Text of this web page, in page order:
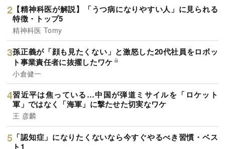
【精神科医が解説】「うつ病になりやすい人」に見られる
特徴・トップ5
精神科医 Tomy
孫正義が「顔も見たくない」と激怒した20代社員をロボッ
ト事業責任者に抜擢したワケ
小倉健一
習近平は焦っている…中国が弾道ミサイルを「ロケット
軍」ではなく「海軍」に撃たせた切実なワケ
王 彦麟
「認知症」になりたくないなら今すぐやるべき習慣・ベス
ト1